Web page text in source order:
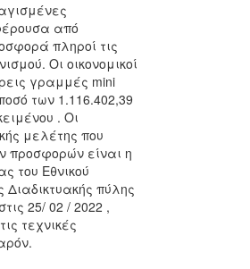
από
πληροί τις
Οι οικονομικοί
γραμμές mini
των 1.116.402,39
. Οι
μελέτης που
προσφορών είναι η
του Εθνικού
πύλης
25/ 02 / 2022 ,
τεχνικές